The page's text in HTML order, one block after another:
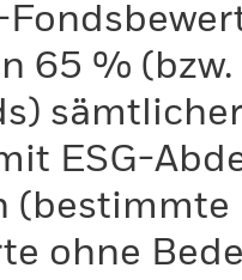
65 %
ESG-
ohne